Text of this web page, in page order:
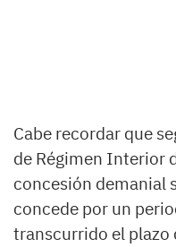
Cabe recordar que
de Régimen Interior
concesión demanial
concede por un
transcurrido el plazo